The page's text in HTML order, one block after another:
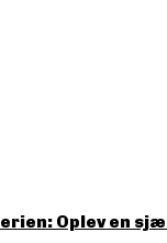
Oplev en